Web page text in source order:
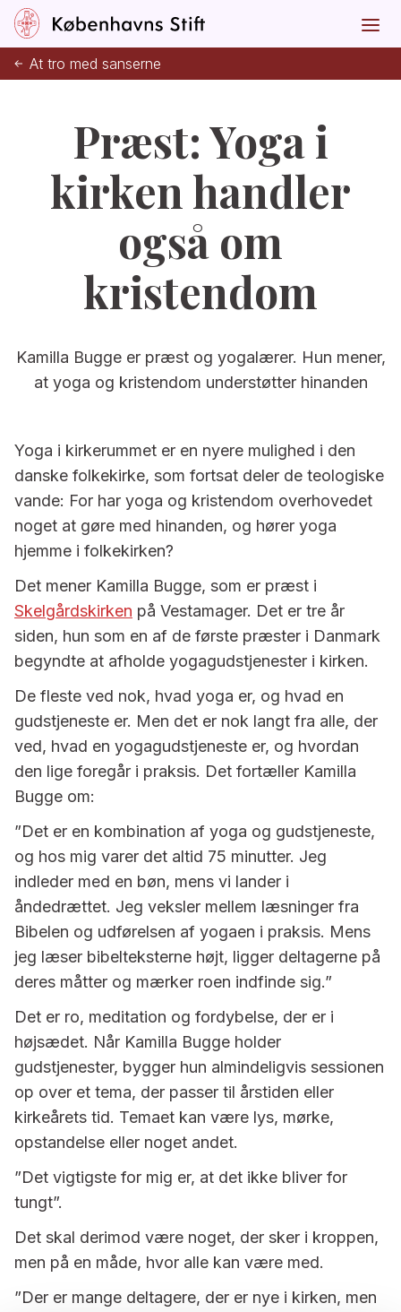
At tro med sanserne
Præst: Yoga i
kirken handler
også om
kristendom
Kamilla Bugge er præst og yogalærer. Hun mener,
at yoga og kristendom understøtter hinanden
Yoga i kirkerummet er en nyere mulighed i den
danske folkekirke, som fortsat deler de teologiske
vande: For har yoga og kristendom overhovedet
noget at gøre med hinanden, og hører yoga
hjemme i folkekirken?
Det mener Kamilla Bugge, som er præst i
Skelgårdskirken på Vestamager. Det er tre år
siden, hun som en af de første præster i Danmark
begyndte at afholde yogagudstjenester i kirken.
De fleste ved nok, hvad yoga er, og hvad en
gudstjeneste er. Men det er nok langt fra alle, der
ved, hvad en yogagudstjeneste er, og hvordan
den lige foregår i praksis. Det fortæller Kamilla
Bugge om:
”Det er en kombination af yoga og gudstjeneste,
og hos mig varer det altid 75 minutter. Jeg
indleder med en bøn, mens vi lander i
åndedrættet. Jeg veksler mellem læsninger fra
Bibelen og udførelsen af yogaen i praksis. Mens
jeg læser bibelteksterne højt, ligger deltagerne på
deres måtter og mærker roen indfinde sig.”
Det er ro, meditation og fordybelse, der er i
højsædet. Når Kamilla Bugge holder
gudstjenester, bygger hun almindeligvis sessionen
op over et tema, der passer til årstiden eller
kirkeårets tid. Temaet kan være lys, mørke,
opstandelse eller noget andet.
”Det vigtigste for mig er, at det ikke bliver for
tungt”.
Det skal derimod være noget, der sker i kroppen,
men på en måde, hvor alle kan være med.
”Der er mange deltagere, der er nye i kirken, men